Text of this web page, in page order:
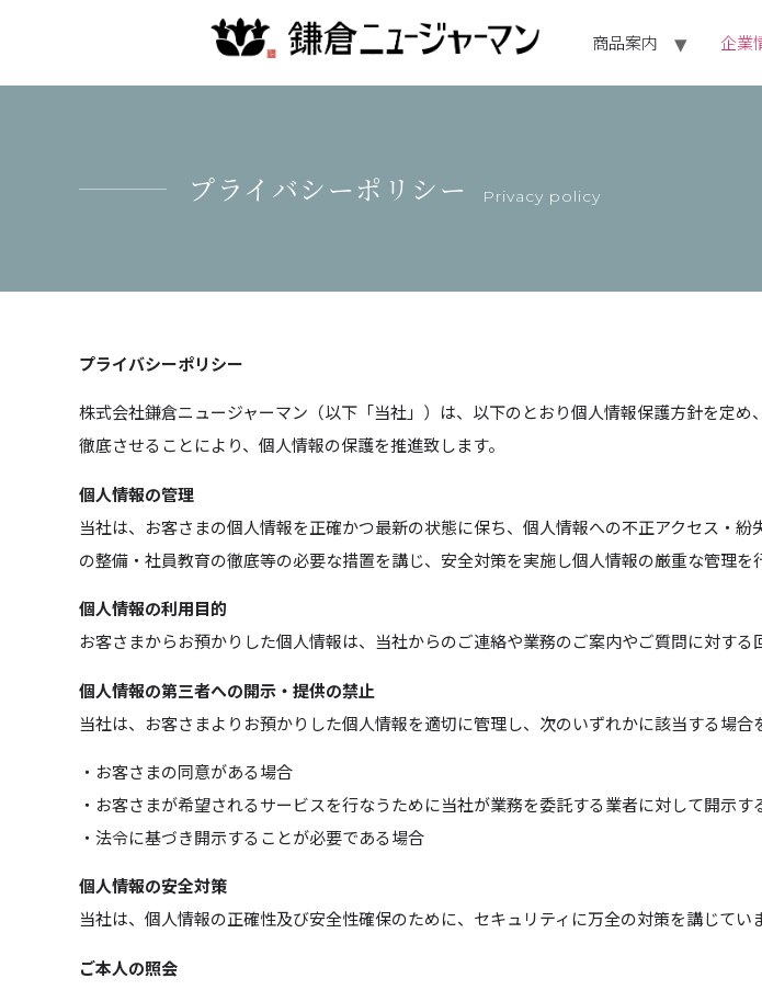
商品案内 企業
プライバシーポリシー Privacy policy
プライバシーポリシー
株式会社鎌倉ニュージャーマン（以下「当社」）は、以下のとおり個人情報保護方針を定
徹底させることにより、個人情報の保護を推進致します。
個人情報の管理
当社は、お客さまの個人情報を正確かつ最新の状態に保ち、個人情報への不正アクセス・
の整備・社員教育の徹底等の必要な措置を講じ、安全対策を実施し個人情報の厳重な管理を
個人情報の利用目的
お客さまからお預かりした個人情報は、当社からのご連絡や業務のご案内やご質問に対する
個人情報の第三者への開示・提供の禁止
当社は、お客さまよりお預かりした個人情報を適切に管理し、次のいずれかに該当する場合
・お客さまの同意がある場合
・お客さまが希望されるサービスを行なうために当社が業務を委託する業者に対して開示す
・法令に基づき開示することが必要である場合
個人情報の安全対策
当社は、個人情報の正確性及び安全性確保のために、セキュリティに万全の対策を講じてい
ご本人の照会